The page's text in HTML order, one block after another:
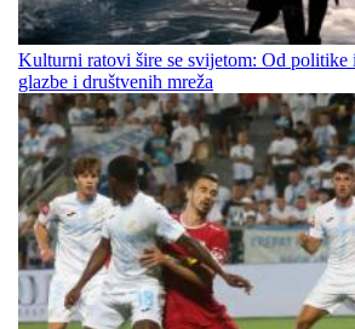
Kulturni ratovi šire se svijetom: Od
glazbe i društvenih mreža